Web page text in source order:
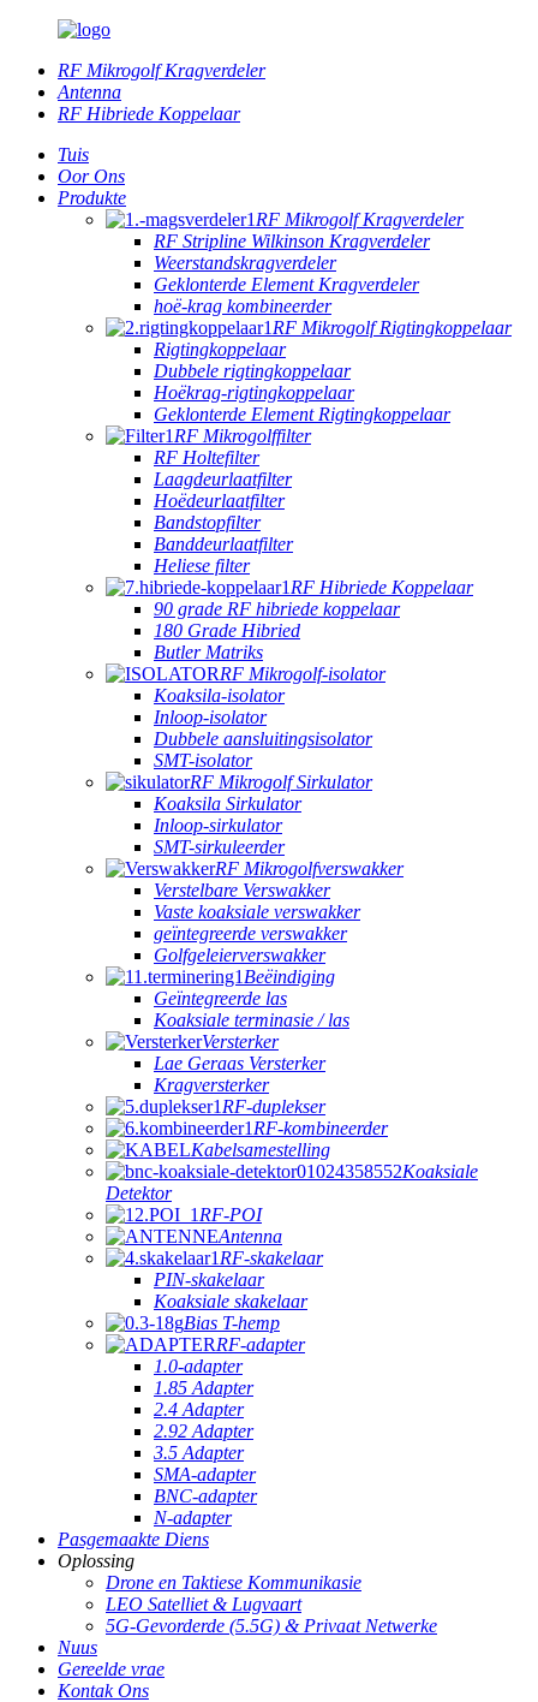
RF Mikrogolf Kragverdeler
Antenna
RF Hibriede Koppelaar
Tuis
Oor Ons
Produkte
RF Mikrogolf Kragverdeler
RF Stripline Wilkinson Kragverdeler
Weerstandskragverdeler
Geklonterde Element Kragverdeler
hoë-krag kombineerder
RF Mikrogolf Rigtingkoppelaar
Rigtingkoppelaar
Dubbele rigtingkoppelaar
Hoëkrag-rigtingkoppelaar
Geklonterde Element Rigtingkoppelaar
RF Mikrogolffilter
RF Holtefilter
Laagdeurlaatfilter
Hoëdeurlaatfilter
Bandstopfilter
Banddeurlaatfilter
Heliese filter
RF Hibriede Koppelaar
90 grade RF hibriede koppelaar
180 Grade Hibried
Butler Matriks
RF Mikrogolf-isolator
Koaksila-isolator
Inloop-isolator
Dubbele aansluitingsisolator
SMT-isolator
RF Mikrogolf Sirkulator
Koaksila Sirkulator
Inloop-sirkulator
SMT-sirkuleerder
RF Mikrogolfverswakker
Verstelbare Verswakker
Vaste koaksiale verswakker
geïntegreerde verswakker
Golfgeleierverswakker
Beëindiging
Geïntegreerde las
Koaksiale terminasie / las
Versterker
Lae Geraas Versterker
Kragversterker
RF-duplekser
RF-kombineerder
Kabelsamestelling
Koaksiale
Detektor
RF-POI
Antenna
RF-skakelaar
PIN-skakelaar
Koaksiale skakelaar
Bias T-hemp
RF-adapter
1.0-adapter
1.85 Adapter
2.4 Adapter
2.92 Adapter
3.5 Adapter
SMA-adapter
BNC-adapter
N-adapter
Pasgemaakte Diens
Oplossing
Drone en Taktiese Kommunikasie
LEO Satelliet & Lugvaart
5G-Gevorderde (5.5G) & Privaat Netwerke
Nuus
Gereelde vrae
Kontak Ons